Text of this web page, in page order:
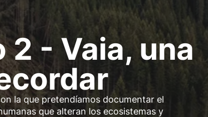
2 - Vaia, una
la que pretendíamos documentar el
que alteran los ecosistemas y